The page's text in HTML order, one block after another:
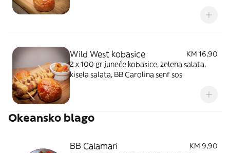
Wild West kobasice
KM 16,90
2 x 100 gr juneće kobasice, zelena salata,
kisela salata, BB Carolina senf sos
Okeansko blago
BB Calamari
KM 9,90